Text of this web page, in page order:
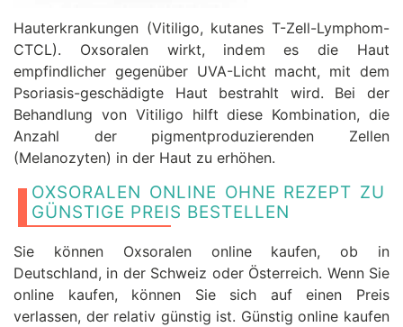
Hauterkrankungen (Vitiligo, kutanes T-Zell-Lymphom-
CTCL). Oxsoralen wirkt, indem es die Haut
empfindlicher gegenüber UVA-Licht macht, mit dem
Psoriasis-geschädigte Haut bestrahlt wird. Bei der
Behandlung von Vitiligo hilft diese Kombination, die
Anzahl der pigmentproduzierenden Zellen
(Melanozyten) in der Haut zu erhöhen.
OXSORALEN ONLINE OHNE REZEPT ZU
GÜNSTIGE PREIS BESTELLEN
Sie können Oxsoralen online kaufen, ob in
Deutschland, in der Schweiz oder Österreich. Wenn Sie
online kaufen, können Sie sich auf einen Preis
verlassen, der relativ günstig ist. Günstig online kaufen